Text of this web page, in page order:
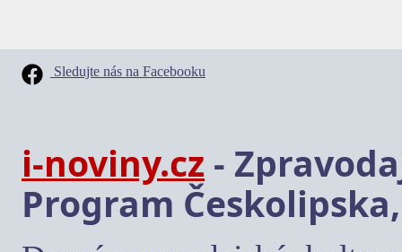
Sledujte nás na Facebooku
i-noviny.cz -
Program